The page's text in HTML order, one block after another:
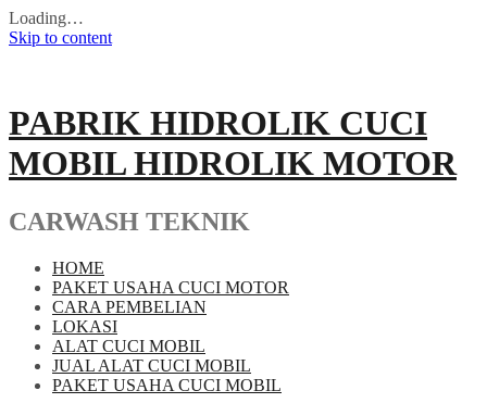
Loading…
Skip to content
PABRIK HIDROLIK CUCI
MOBIL HIDROLIK MOTOR
CARWASH TEKNIK
HOME
PAKET USAHA CUCI MOTOR
CARA PEMBELIAN
LOKASI
ALAT CUCI MOBIL
JUAL ALAT CUCI MOBIL
PAKET USAHA CUCI MOBIL